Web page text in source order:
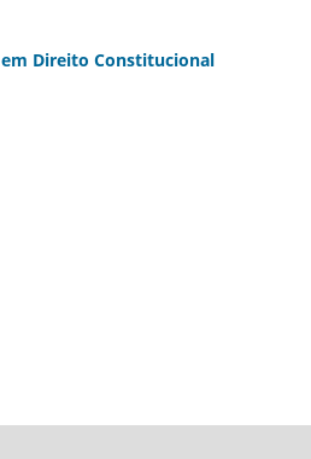
em Direito Constitucional